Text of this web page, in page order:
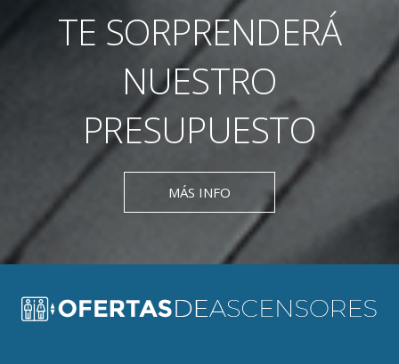
TE SORPRENDERÁ
NUESTRO
PRESUPUESTO
MÁS INFO